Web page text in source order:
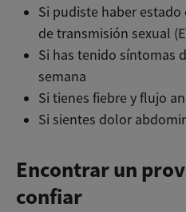
Si pudiste haber
de transmisión sexual
Si has tenido síntomas
semana
Si tienes fiebre y flujo
Si sientes dolor
Encontrar un
confiar